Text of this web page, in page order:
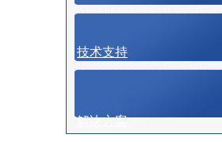
技术支持
解决方案